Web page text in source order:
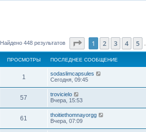
Найдено 448 результатов Страница1 из 18
1 2 3 4 5
ПРОСМОТРЫ ПОСЛЕДНЕЕ СООБЩЕНИЕ
1
sodaslimcapsules
Сегодня, 09:45
57
trovicielo
Вчера, 15:53
61
thoitiethomnayorgg
Вчера, 07:09